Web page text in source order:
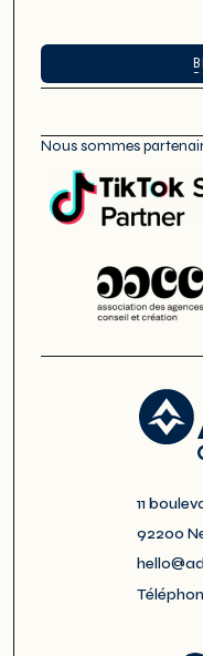
Nous sommes
11
92200